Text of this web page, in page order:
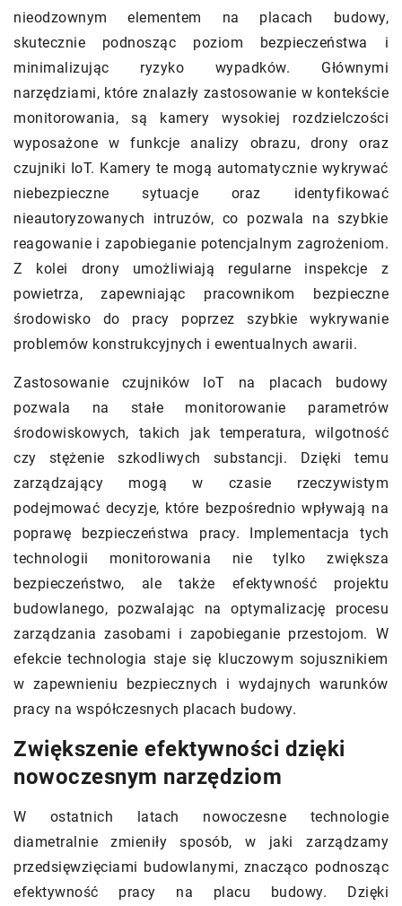
nieodzownym elementem na placach budowy,
skutecznie podnosząc poziom bezpieczeństwa i
minimalizując ryzyko wypadków. Głównymi
narzędziami, które znalazły zastosowanie w kontekście
monitorowania, są kamery wysokiej rozdzielczości
wyposażone w funkcje analizy obrazu, drony oraz
czujniki IoT. Kamery te mogą automatycznie wykrywać
niebezpieczne sytuacje oraz identyfikować
nieautoryzowanych intruzów, co pozwala na szybkie
reagowanie i zapobieganie potencjalnym zagrożeniom.
Z kolei drony umożliwiają regularne inspekcje z
powietrza, zapewniając pracownikom bezpieczne
środowisko do pracy poprzez szybkie wykrywanie
problemów konstrukcyjnych i ewentualnych awarii.
Zastosowanie czujników IoT na placach budowy
pozwala na stałe monitorowanie parametrów
środowiskowych, takich jak temperatura, wilgotność
czy stężenie szkodliwych substancji. Dzięki temu
zarządzający mogą w czasie rzeczywistym
podejmować decyzje, które bezpośrednio wpływają na
poprawę bezpieczeństwa pracy. Implementacja tych
technologii monitorowania nie tylko zwiększa
bezpieczeństwo, ale także efektywność projektu
budowlanego, pozwalając na optymalizację procesu
zarządzania zasobami i zapobieganie przestojom. W
efekcie technologia staje się kluczowym sojusznikiem
w zapewnieniu bezpiecznych i wydajnych warunków
pracy na współczesnych placach budowy.
Zwiększenie efektywności dzięki
nowoczesnym narzędziom
W ostatnich latach nowoczesne technologie
diametralnie zmieniły sposób, w jaki zarządzamy
przedsięwzięciami budowlanymi, znacząco podnosząc
efektywność pracy na placu budowy. Dzięki